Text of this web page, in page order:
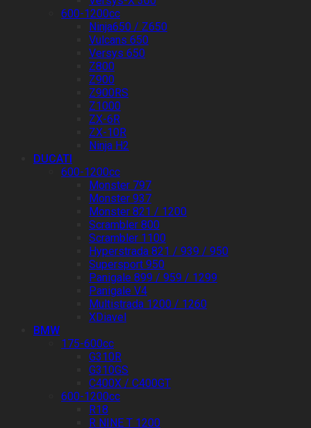
600-1200cc
Ninja650 / Z650
Vulcans 650
Versys 650
Z800
Z900
Z900RS
Z1000
ZX-6R
ZX-10R
Ninja H2
DUCATI
600-1200cc
Monster 797
Monster 937
Monster 821 / 1200
Scrambler 800
Scrambler 1100
Hyperstrada 821 / 939 / 950
Supersport 950
Panigale 899 / 959 / 1299
Panigale V4
Multistrada 1200 / 1260
XDiavel
BMW
175-600cc
G310R
G310GS
C400X / C400GT
600-1200cc
R18
R NINE T 1200